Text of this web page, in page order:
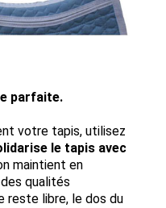
parfaite.
votre tapis, utilisez
le tapis avec
maintient en
qualités
reste libre, le dos du